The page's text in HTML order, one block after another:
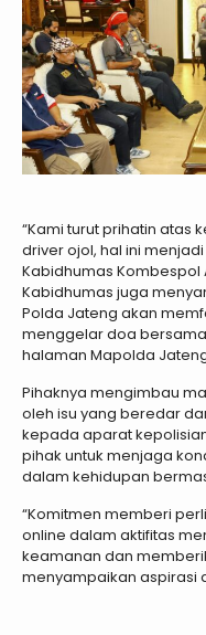
“Kami turut prihatin atas
driver ojol, hal ini
Kabidhumas Kombespol
Kabidhumas juga
Polda Jateng akan
menggelar doa
halaman Mapolda
Pihaknya mengimbau
oleh isu yang beredar
kepada aparat
pihak untuk menjaga
dalam kehidupan
“Komitmen memberi
online dalam aktifitas
keamanan dan
menyampaikan aspirasi